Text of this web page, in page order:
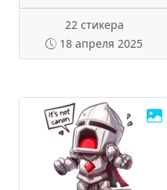
22 стикера
18 апреля 2025